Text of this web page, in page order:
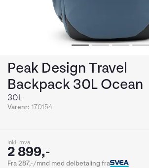
Peak Design Travel
Backpack 30L Ocean
30L
Varenr: 170154
inkl. mva
2 899,-
Fra 287,-/mnd med delbetaling fra